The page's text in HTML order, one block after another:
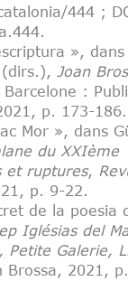
444 ;
»,
(dirs.), Joan
Barcelone :
p. 173-186.
Mor », dans
du XXIème
et ruptures,
p. 9-22.
de la poesia
Iglésias del
Petite Galerie,
Brossa, 2021,